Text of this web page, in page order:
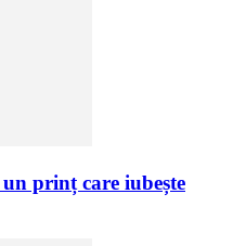
prinț care iubește